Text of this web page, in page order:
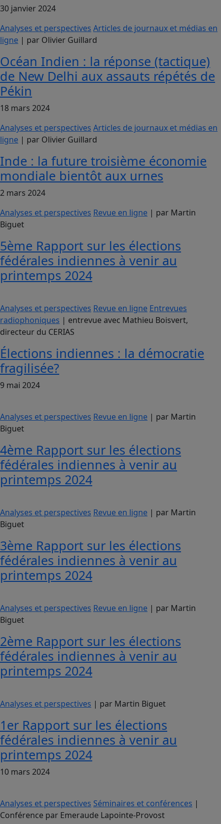
30 janvier 2024
Analyses et perspectives Articles de journaux et médias en
ligne | par Olivier Guillard
Océan Indien : la réponse (tactique)
de New Delhi aux assauts répétés de
Pékin
18 mars 2024
Analyses et perspectives Articles de journaux et médias en
ligne | par Olivier Guillard
Inde : la future troisième économie
mondiale bientôt aux urnes
2 mars 2024
Analyses et perspectives Revue en ligne | par Martin
Biguet
5ème Rapport sur les élections
fédérales indiennes à venir au
printemps 2024
Analyses et perspectives Revue en ligne Entrevues
radiophoniques | entrevue avec Mathieu Boisvert,
directeur du CERIAS
Élections indiennes : la démocratie
fragilisée?
9 mai 2024
Analyses et perspectives Revue en ligne | par Martin
Biguet
4ème Rapport sur les élections
fédérales indiennes à venir au
printemps 2024
Analyses et perspectives Revue en ligne | par Martin
Biguet
3ème Rapport sur les élections
fédérales indiennes à venir au
printemps 2024
Analyses et perspectives Revue en ligne | par Martin
Biguet
2ème Rapport sur les élections
fédérales indiennes à venir au
printemps 2024
Analyses et perspectives | par Martin Biguet
1er Rapport sur les élections
fédérales indiennes à venir au
printemps 2024
10 mars 2024
Analyses et perspectives Séminaires et conférences |
Conférence par Emeraude Lapointe-Provost